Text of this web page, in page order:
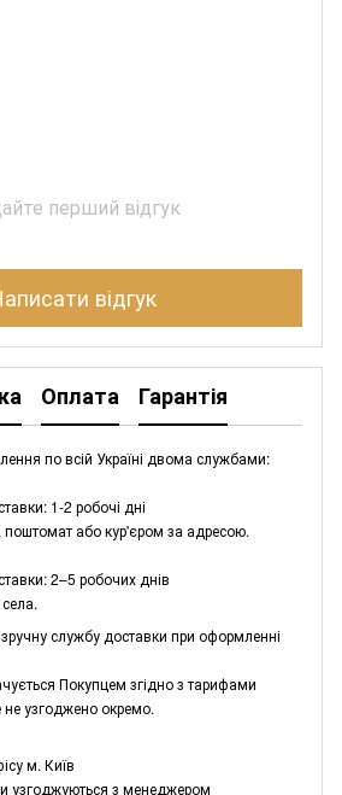
перший відгук
відгук
Оплата Гарантія
по всій Україні двома службами:
1-2 робочі дні
поштомат або кур'єром за адресою.
2–5 робочих днів
службу доставки при оформленні
Покупцем згідно з тарифами
не узгоджено окремо.
м. Київ
узгоджуються з менеджером